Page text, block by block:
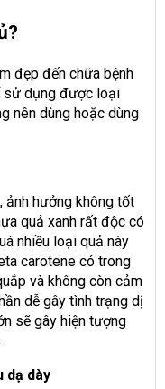
đẹp đến chữa bệnh
sử dụng được loại
nên dùng hoặc dùng
ảnh hưởng không tốt
quả xanh rất độc có
nhiều loại quả này
carotene có trong
và không còn cảm
dễ gây tình trạng dị
sẽ gây hiện tượng
dạ dày